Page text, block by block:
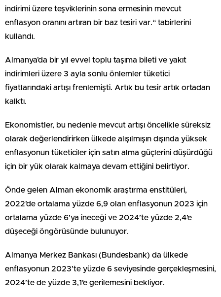
indirimi üzere teşviklerinin sona ermesinin mevcut
enflasyon oranını artıran bir baz tesiri var.“ tabirlerini
kullandı.
Almanya’da bir yıl evvel toplu taşıma bileti ve yakıt
indirimleri üzere 3 ayla sonlu önlemler tüketici
fiyatlarındaki artışı frenlemişti. Artık bu tesir artık ortadan
kalktı.
Ekonomistler, bu nedenle mevcut artışı öncelikle süreksiz
olarak değerlendirirken ülkede alışılmışın dışında yüksek
enflasyonun tüketiciler için satın alma güçlerini düşürdüğü
için bir yük olarak kalmaya devam ettiğini belirtiyor.
Önde gelen Alman ekonomik araştırma enstitüleri,
2022’de ortalama yüzde 6,9 olan enflasyonun 2023 için
ortalama yüzde 6’ya ineceği ve 2024’te yüzde 2,4’e
düşeceği öngörüsünde bulunuyor.
Almanya Merkez Bankası (Bundesbank) da ülkede
enflasyonun 2023’te yüzde 6 seviyesinde gerçekleşmesini,
2024’te de yüzde 3,1’e gerilemesini bekliyor.